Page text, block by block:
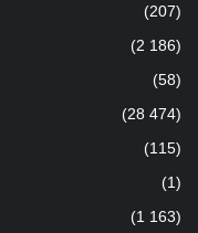
(207)
(2 186)
(58)
(28 474)
(115)
(1)
(1 163)